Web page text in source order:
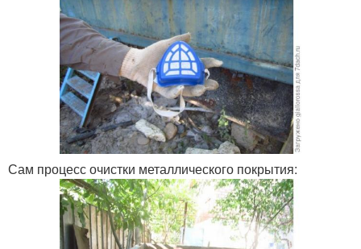
Сам процесс очистки металлического покрытия: